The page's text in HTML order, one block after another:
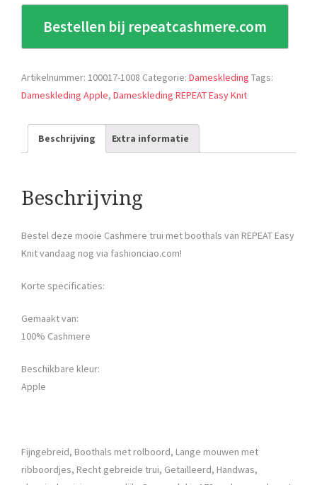
Bestellen bij repeatcashmere.com
Artikelnummer: 100017-1008 Categorie: Dameskleding Tags:
Dameskleding Apple, Dameskleding REPEAT Easy Knit
Beschrijving Extra informatie
Beschrijving
Bestel deze mooie Cashmere trui met boothals van REPEAT Easy
Knit vandaag nog via fashionciao.com!
Korte specificaties:
Gemaakt van:
100% Cashmere
Beschikbare kleur:
Apple
Fijngebreid, Boothals met rolboord, Lange mouwen met
ribboordjes, Recht gebreide trui, Getailleerd, Handwas,